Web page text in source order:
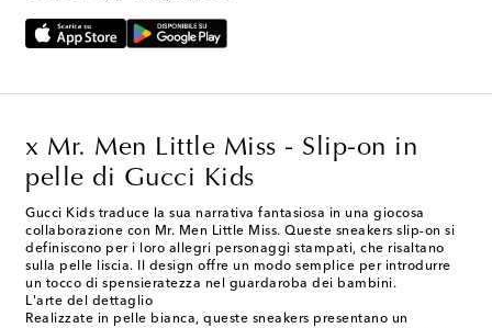
x Mr. Men Little Miss - Slip-on in
pelle di Gucci Kids
Gucci Kids traduce la sua narrativa fantasiosa in una giocosa
collaborazione con Mr. Men Little Miss. Queste sneakers slip-on si
definiscono per i loro allegri personaggi stampati, che risaltano
sulla pelle liscia. Il design offre un modo semplice per introdurre
un tocco di spensieratezza nel guardaroba dei bambini.
L'arte del dettaglio
Realizzate in pelle bianca, queste sneakers presentano un